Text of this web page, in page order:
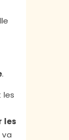
.
les
les